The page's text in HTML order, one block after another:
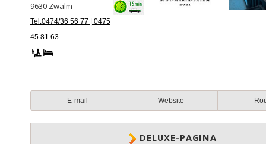
9630 Zwalm
Tel:0474/36 56 77 | 0475
45 81 63
E-mail Website
DELUXE-PAGINA